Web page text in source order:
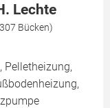
Lechte
Bücken)
Pelletheizung,